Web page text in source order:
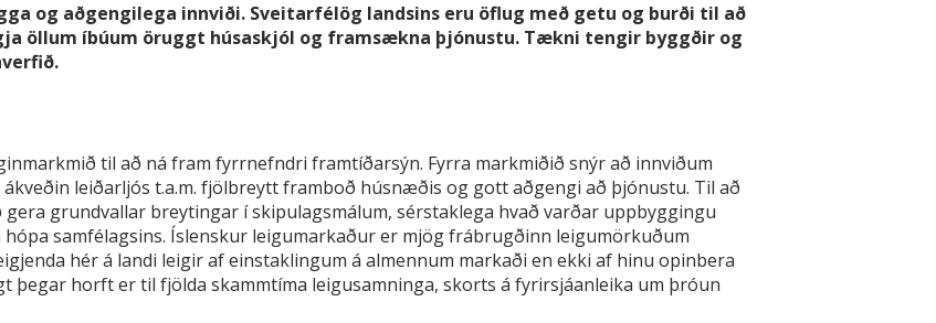
og aðgengilega innviði. Sveitarfélög landsins eru öflug með getu og burði til að
öllum íbúum öruggt húsaskjól og framsækna þjónustu. Tækni tengir byggðir og
til að ná fram fyrrnefndri framtíðarsýn. Fyrra markmiðið snýr að innviðum
leiðarljós t.a.m. fjölbreytt framboð húsnæðis og gott aðgengi að þjónustu. Til að
grundvallar breytingar í skipulagsmálum, sérstaklega hvað varðar uppbyggingu
samfélagsins. Íslenskur leigumarkaður er mjög frábrugðinn leigumörkuðum
hér á landi leigir af einstaklingum á almennum markaði en ekki af hinu opinbera
þegar horft er til fjölda skammtíma leigusamninga, skorts á fyrirsjáanleika um þróun